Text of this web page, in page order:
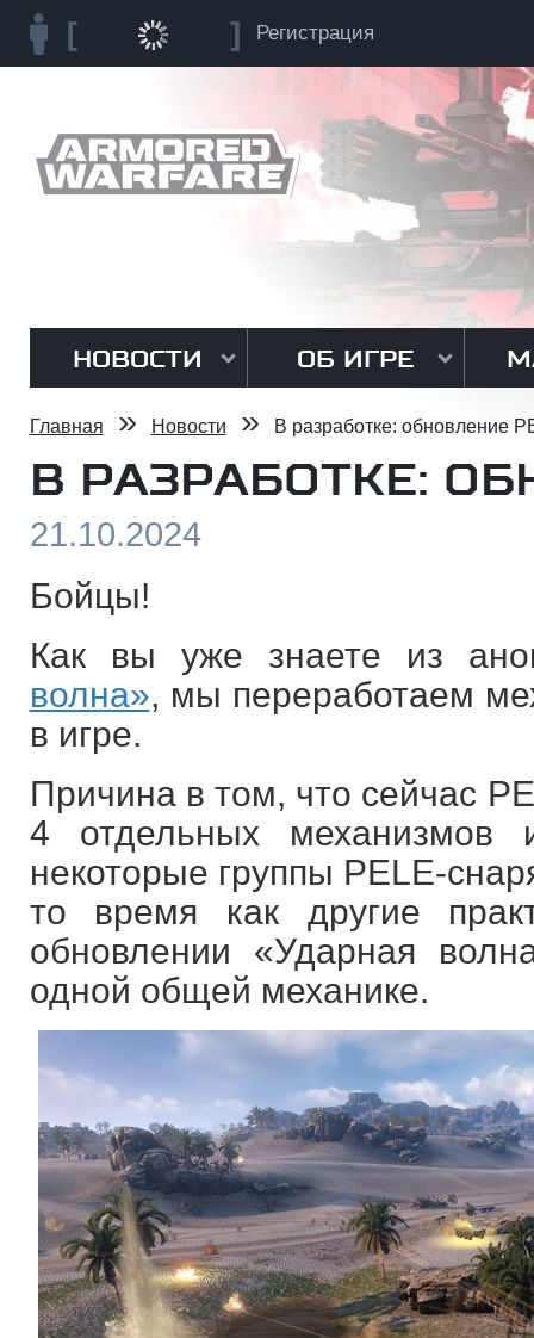
Регистрация
НОВОСТИ ОБ ИГРЕ
Главная » Новости » В разработке: обновление
В РАЗРАБОТКЕ:
21.10.2024
Бойцы!
Как вы уже знаете из
волна», мы переработаем
в игре.
Причина в том, что сейчас
4 отдельных механизмов
некоторые группы PELE-
то время как другие
обновлении «Ударная
одной общей механике.